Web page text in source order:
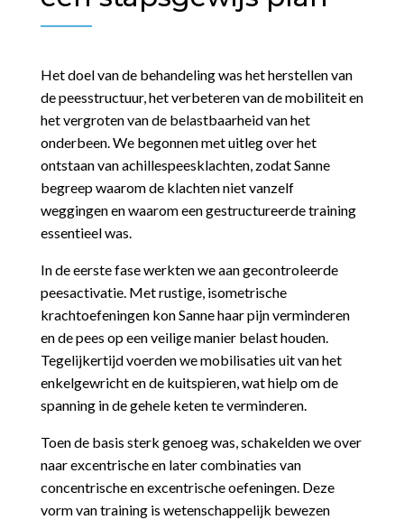
Het doel van de behandeling was het herstellen van
de peesstructuur, het verbeteren van de mobiliteit en
het vergroten van de belastbaarheid van het
onderbeen. We begonnen met uitleg over het
ontstaan van achillespeesklachten, zodat Sanne
begreep waarom de klachten niet vanzelf
weggingen en waarom een gestructureerde training
essentieel was.
In de eerste fase werkten we aan gecontroleerde
peesactivatie. Met rustige, isometrische
krachtoefeningen kon Sanne haar pijn verminderen
en de pees op een veilige manier belast houden.
Tegelijkertijd voerden we mobilisaties uit van het
enkelgewricht en de kuitspieren, wat hielp om de
spanning in de gehele keten te verminderen.
Toen de basis sterk genoeg was, schakelden we over
naar excentrische en later combinaties van
concentrische en excentrische oefeningen. Deze
vorm van training is wetenschappelijk bewezen